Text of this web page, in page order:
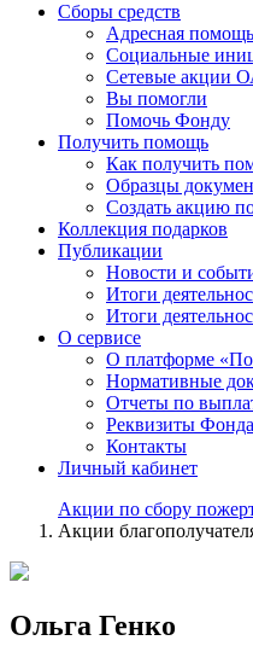
Сборы средств
Адресная помощь
Социальные
Сетевые акции
Вы помогли
Помочь Фонду
Получить помощь
Как получить
Образцы
Создать акцию
Коллекция подарков
Публикации
Новости и
Итоги
Итоги
О сервисе
О платформе
Нормативные
Отчеты по
Реквизиты Фонда
Контакты
Личный кабинет
Акции по сбору
Акции
Ольга Генко